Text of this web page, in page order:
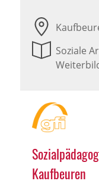
Soziale
Kaufbeuren